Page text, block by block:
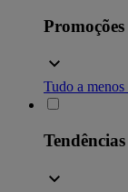
Promoções
Tudo a menos
Tendências